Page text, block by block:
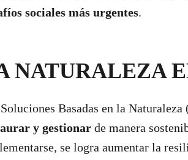
sociales más urgentes.
NATURALEZA
Basadas en la Naturaleza
y gestionar de manera
se logra aumentar la